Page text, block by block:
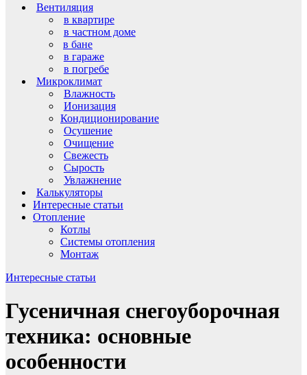
Вентиляция
в квартире
в частном доме
в бане
в гараже
в погребе
Микроклимат
Влажность
Ионизация
Кондиционирование
Осушение
Очищение
Свежесть
Сырость
Увлажнение
Калькуляторы
Интересные статьи
Отопление
Котлы
Системы отопления
Монтаж
Интересные статьи
Гусеничная снегоуборочная
техника: основные
особенности